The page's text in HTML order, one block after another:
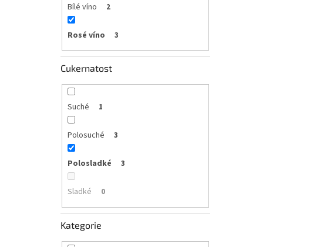
Bílé víno 2
Rosé víno 3
Cukernatost
Suché 1
Polosuché 3
Polosladké 3
Sladké 0
Kategorie